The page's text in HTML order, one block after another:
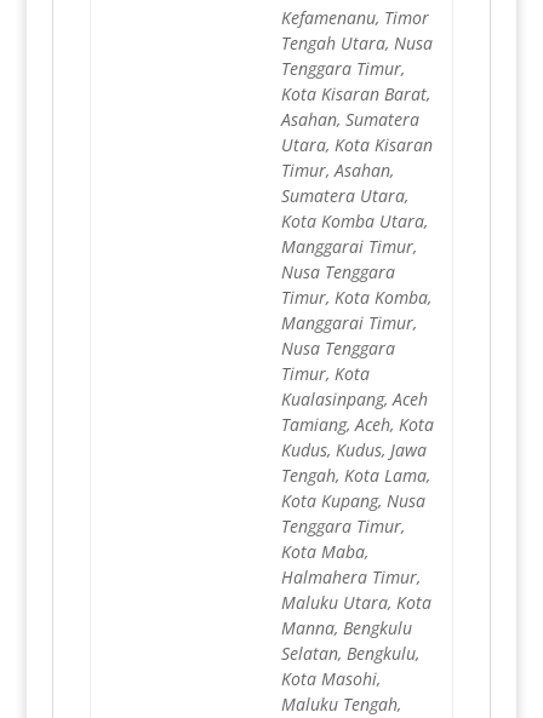
Kefamenanu, Timor
Tengah Utara, Nusa
Tenggara Timur,
Kota Kisaran Barat,
Asahan, Sumatera
Utara, Kota Kisaran
Timur, Asahan,
Sumatera Utara,
Kota Komba Utara,
Manggarai Timur,
Nusa Tenggara
Timur, Kota Komba,
Manggarai Timur,
Nusa Tenggara
Timur, Kota
Kualasinpang, Aceh
Tamiang, Aceh, Kota
Kudus, Kudus, Jawa
Tengah, Kota Lama,
Kota Kupang, Nusa
Tenggara Timur,
Kota Maba,
Halmahera Timur,
Maluku Utara, Kota
Manna, Bengkulu
Selatan, Bengkulu,
Kota Masohi,
Maluku Tengah,